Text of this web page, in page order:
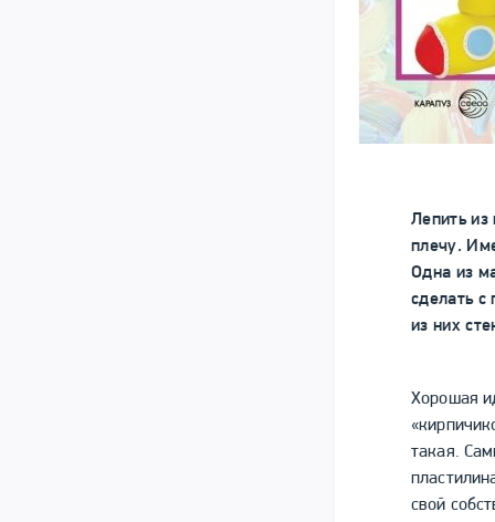
Лепить из
плечу.
Одна из
сделать с
из них
Хорошая
такая.
свой